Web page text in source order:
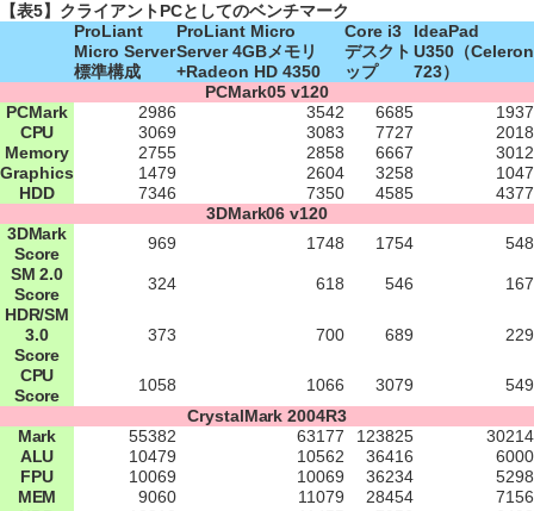
【表5】クライアントPCとしてのベンチマーク
ProLiant
Micro Server
標準構成
ProLiant Micro
Server 4GBメモリ
+Radeon HD 4350
Core i3
デスクト
ップ
IdeaPad
U350（Celeron
723）
PCMark05 v120
PCMark
2986 3542 6685
1937
CPU
3069 3083 7727
2018
Memory
2755 2858 6667
3012
Graphics
1479 2604 3258
1047
HDD
7346 7350 4585
4377
3DMark06 v120
3DMark
Score
969 1748 1754
548
SM 2.0
Score
324 618 546
167
HDR/SM
3.0
Score
373 700 689 229
CPU
Score
1058 1066 3079
549
CrystalMark 2004R3
Mark
55382 63177 123825
30214
ALU
10479 10562 36416
6000
FPU
10069 10069 36234
5298
MEM
9060 11079 28454
7156